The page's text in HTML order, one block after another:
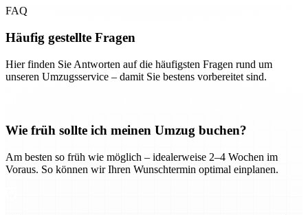
FAQ
Häufig gestellte Fragen
Hier finden Sie Antworten auf die häufigsten Fragen rund um
unseren Umzugsservice – damit Sie bestens vorbereitet sind.
Wie früh sollte ich meinen Umzug buchen?
Am besten so früh wie möglich – idealerweise 2–4 Wochen im
Voraus. So können wir Ihren Wunschtermin optimal einplanen.